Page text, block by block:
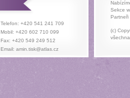
Telefon: +420 541 241 709
Mobil: +420 602 710 099
Fax: +420 549 249 512
Email: amin.tisk@atlas.cz
Sekce
(c)